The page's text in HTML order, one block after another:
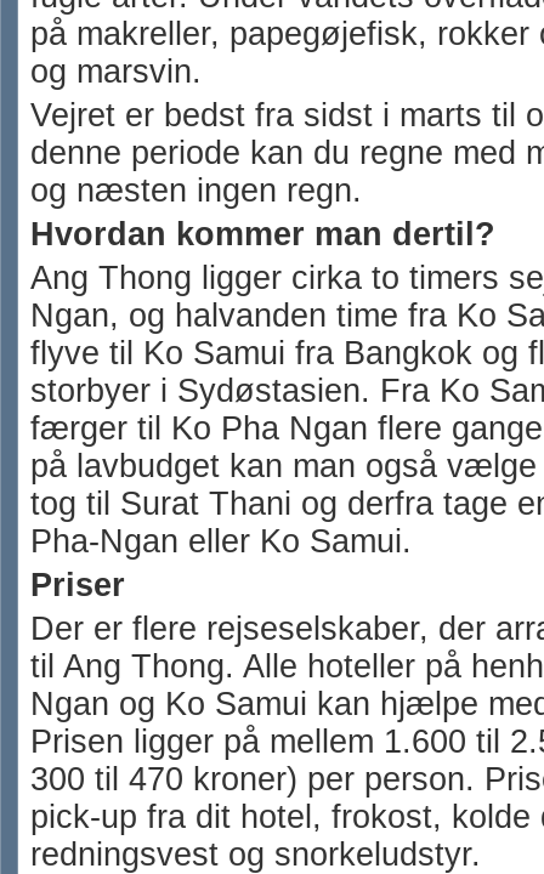
på makreller, papegøjefisk, rokker
og marsvin.
Vejret er bedst fra sidst i marts til
denne periode kan du regne med
og næsten ingen regn.
Hvordan kommer man dertil?
Ang Thong ligger cirka to timers
Ngan, og halvanden time fra Ko
flyve til Ko Samui fra Bangkok og
storbyer i Sydøstasien. Fra Ko
færger til Ko Pha Ngan flere
på lavbudget kan man også
tog til Surat Thani og derfra tage
Pha-Ngan eller Ko Samui.
Priser
Der er flere rejseselskaber, der
til Ang Thong. Alle hoteller på
Ngan og Ko Samui kan hjælpe
Prisen ligger på mellem 1.600 til
300 til 470 kroner) per person.
pick-up fra dit hotel, frokost, kolde
redningsvest og snorkeludstyr.